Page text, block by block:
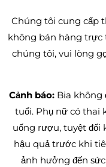
Chúng tôi cung cấp
không bán hàng trực
chúng tôi, vui lòng
Cảnh báo:Bia không
tuổi. Phụ nữ có thai
uống rượu, tuyệt đối
hậu quả trước khi
ảnh hưởng đến